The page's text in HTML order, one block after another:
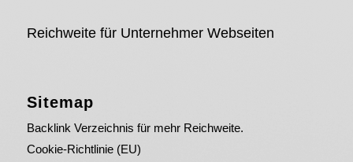
Reichweite für Unternehmer Webseiten
Sitemap
Backlink Verzeichnis für mehr Reichweite.
Cookie-Richtlinie (EU)